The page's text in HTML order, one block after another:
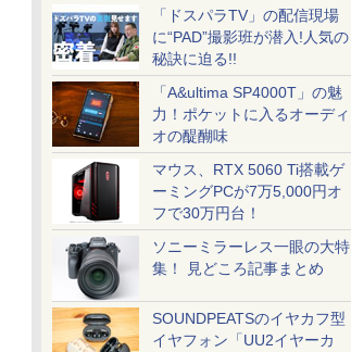
「ドスパラTV」の配信現場
に“PAD”撮影班が潜入!人気の
秘訣に迫る!!
「A&ultima SP4000T」の魅
力！ポケットに入るオーディ
オの醍醐味
マウス、RTX 5060 Ti搭載ゲ
ーミングPCが7万5,000円オ
フで30万円台！
ソニーミラーレス一眼の大特
集！ 見どころ記事まとめ
SOUNDPEATSのイヤカフ型
イヤフォン「UU2イヤーカ